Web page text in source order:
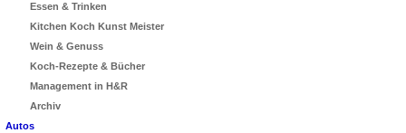
Essen & Trinken
Kitchen Koch Kunst Meister
Wein & Genuss
Koch-Rezepte & Bücher
Management in H&R
Archiv
Autos